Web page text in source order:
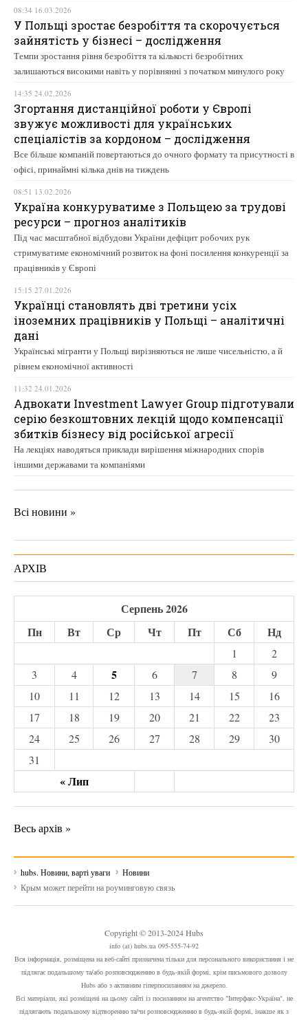
08:34 16.03.2026
У Польщі зростає безробіття та скорочується
зайнятість у бізнесі – дослідження
Темпи зростання рівня безробіття та кількості безробітних
залишаються високими навіть у порівнянні з початком минулого року
14:35 24.02.2026
Згортання дистанційної роботи у Європі
звужує можливості для українських
спеціалістів за кордоном – дослідження
Все більше компаній повертаються до очного формату та присутності в
офісі, принаймні кілька днів на тиждень
08:51 13.02.2026
Україна конкуруватиме з Польщею за трудові
ресурси – прогноз аналітиків
Під час масштабної відбудови України дефіцит робочих рук
стримуватиме економічний розвиток на фоні посилення конкуренції за
працівників у Європі
15:15 27.01.2026
Українці становлять дві третини усіх
іноземних працівників у Польщі – аналітичні
дані
Українські мігранти у Польщі вирізняються не лише чисельністю, а й
рівнем економічної активності
11:32 24.01.2026
Адвокати Investment Lawyer Group підготували
серію безкоштовних лекцій щодо компенсації
збитків бізнесу від російської агресії
На лекціях наводяться приклади вирішення міжнародних спорів
іншими державами та компаніями
Всі новини »
АРХІВ
Серпень 2026
Пн
Вт Ср Чт Пт Сб Нд
« Лип
1
2
3
4 5 6 7 8
9
10
11 12 13 14 15
16
17
18 19 20 21 22
23
24
25 26 27 28 29
30
31
Весь архів »
hubs. Новини, варті уваги
Новини
Крым может перейти на роуминговую связь
Copyright © 2013-2024 Hubs
info (at) hubs.ua 095-555-74-92
Вся інформація, розміщена на веб-сайті призначена тільки для персонального використання і не
підлягає подальшому та/або розповсюдженню в будь-якій формі, крім письмового дозволу
Hubs або з активним гіперпосиланням на джерело.
Всі матеріали, які розміщені на цьому сайті із посиланням на агентство "Інтерфакс-Україна", не
підлягають подальшому відтворенню та/чи розповсюдженню в будь-якій формі, інакше як з